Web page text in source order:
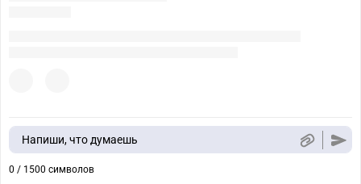
Напиши, что думаешь
0 / 1500 символов